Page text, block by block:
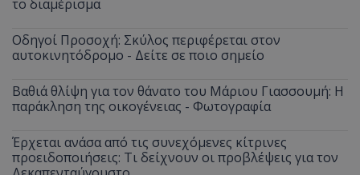
το διαμέρισμα
Οδηγοί Προσοχή: Σκύλος περιφέρεται στον
αυτοκινητόδρομο - Δείτε σε ποιο σημείο
Βαθιά θλίψη για τον θάνατο του Μάριου Γιασσουμή: Η
παράκληση της οικογένειας - Φωτογραφία
Έρχεται ανάσα από τις συνεχόμενες κίτρινες
προειδοποιήσεις: Τι δείχνουν οι προβλέψεις για τον